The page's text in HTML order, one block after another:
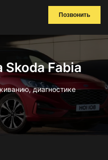
Позвонить
Skoda Fabia
диагностике